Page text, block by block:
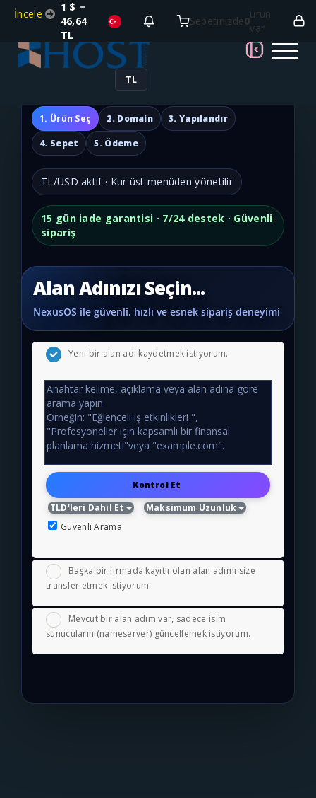
İncele
1 $ =
46,64
TL
Sepetinizde0
ürün
var
TL
1. Ürün Seç 2. Domain 3. Yapılandır
4. Sepet 5. Ödeme
TL/USD aktif · Kur üst menüden yönetilir
15 gün iade garantisi · 7/24 destek · Güvenli
sipariş
Alan Adınızı Seçin...
Yeni bir alan adı kaydetmek istiyorum.
Kontrol Et
TLD'leri Dahil Et
Maksimum Uzunluk
Güvenli Arama
Başka bir firmada kayıtlı olan alan adımı size
transfer etmek istiyorum.
Mevcut bir alan adım var, sadece isim
sunucularını(nameserver) güncellemek istiyorum.